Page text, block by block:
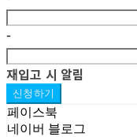
-
재입고 시 알림
신청하기
페이스북
네이버 블로그